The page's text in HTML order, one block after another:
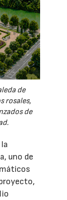
de
rosales,
de
uno de